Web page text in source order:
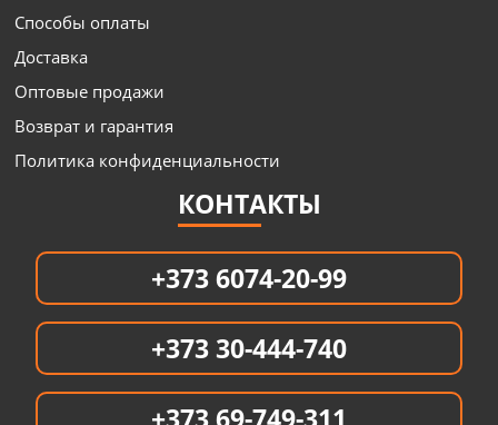
Способы оплаты
Доставка
Оптовые продажи
Возврат и гарантия
Политика конфиденциальности
КОНТАКТЫ
+373 6074-20-99
+373 30-444-740